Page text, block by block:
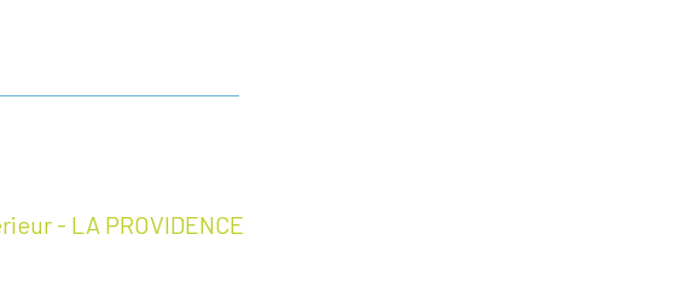
- LA PROVIDENCE